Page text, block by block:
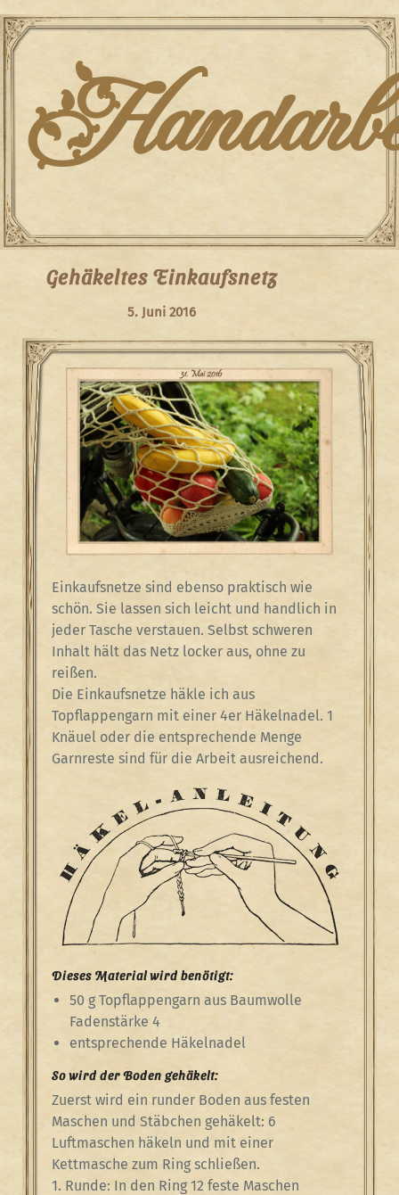
Skip
to
content
Gehäkeltes Einkaufsnetz
5. Juni 2016
Einkaufsnetze sind ebenso praktisch wie
schön. Sie lassen sich leicht und handlich in
jeder Tasche verstauen. Selbst schweren
Inhalt hält das Netz locker aus, ohne zu
reißen.
Die Einkaufsnetze häkle ich aus
Topflappengarn mit einer 4er Häkelnadel. 1
Knäuel oder die entsprechende Menge
Garnreste sind für die Arbeit ausreichend.
Dieses Material wird benötigt:
50 g Topflappengarn aus Baumwolle
Fadenstärke 4
entsprechende Häkelnadel
So wird der Boden gehäkelt:
Zuerst wird ein runder Boden aus festen
Maschen und Stäbchen gehäkelt: 6
Luftmaschen häkeln und mit einer
Kettmasche zum Ring schließen.
1. Runde: In den Ring 12 feste Maschen